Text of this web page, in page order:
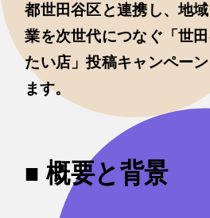
都世田谷区と連携し、地
業を次世代につなぐ「世
たい店」投稿キャンペー
ます。
■ 概要と背景